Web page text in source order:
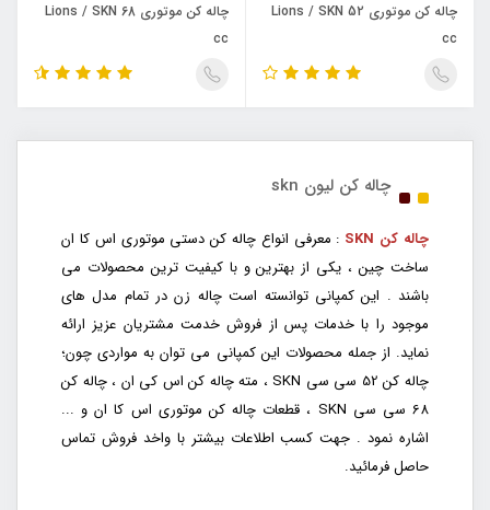
چاله کن موتوری Lions / SKN 52
cc
چاله کن موتوری Lions / SKN 68
cc
چاله کن لیون skn
چاله کن SKN
: معرفی انواع چاله کن دستی موتوری اس کا ان
ساخت چین ، یکی از بهترین و با کیفیت ترین محصولات می
باشند . این کمپانی توانسته است چاله زن در تمام مدل های
موجود را با خدمات پس از فروش خدمت مشتریان عزیز ارائه
نماید. از جمله محصولات این کمپانی می توان به مواردی چون؛
چاله کن 52 سی سی SKN ، مته چاله کن اس کی ان ، چاله کن
68 سی سی SKN ، قطعات چاله کن موتوری اس کا ان و ...
اشاره نمود . جهت کسب اطلاعات بیشتر با واخد فروش تماس
حاصل فرمائید.